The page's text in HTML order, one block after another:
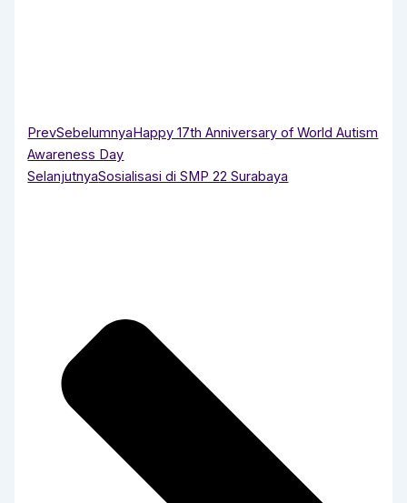
PrevSebelumnyaHappy 17th Anniversary of World Autism
Awareness Day
SelanjutnyaSosialisasi di SMP 22 Surabaya